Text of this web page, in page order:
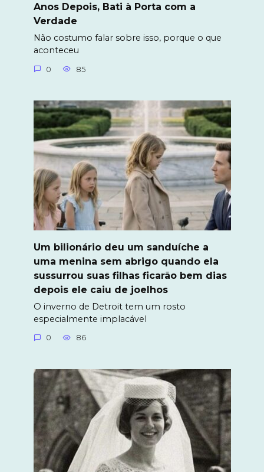
Anos Depois, Bati à Porta com a
Verdade
Não costumo falar sobre isso, porque o que
aconteceu
0 85
Um bilionário deu um sanduíche a
uma menina sem abrigo quando ela
sussurrou suas filhas ficarão bem dias
depois ele caiu de joelhos
O inverno de Detroit tem um rosto
especialmente implacável
0 86